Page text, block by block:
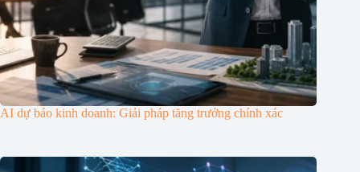
AI dự báo kinh doanh: Giải pháp tăng trưởng chính xác